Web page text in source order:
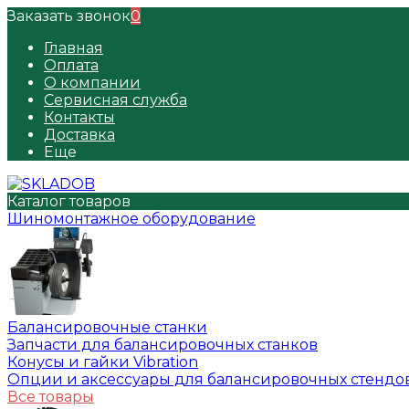
Заказать звонок0
Главная
Оплата
О компании
Сервисная служба
Контакты
Доставка
Еще
Каталог товаров
Шиномонтажное оборудование
Балансировочные станки
Запчасти для балансировочных станков
Конусы и гайки Vibration
Опции и аксессуары для балансировочных
Все товары